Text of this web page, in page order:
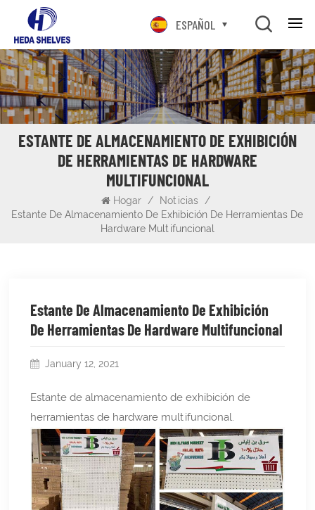
ESPAÑOL
ESTANTE DE ALMACENAMIENTO DE EXHIBICIÓN
DE HERRAMIENTAS DE HARDWARE
MULTIFUNCIONAL
Hogar / Noticias
/
Estante De Almacenamiento De Exhibición De Herramientas De
Hardware Multifuncional
Estante De Almacenamiento De Exhibición
De Herramientas De Hardware Multifuncional
January 12, 2021
Estante de almacenamiento de exhibición de
herramientas de hardware multifuncional.